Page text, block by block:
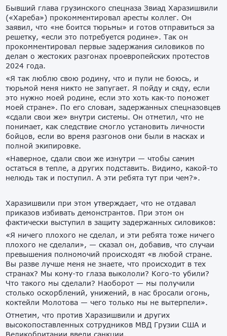
Бывший глава грузинского спецназа Звиад Харазишвили
(«Хареба») прокомментировал аресты коллег. Он
заявил, что «не боится тюрьмы» и готов отправиться за
решетку, «если это потребуется родине». Так он
прокомментировал первые задержания силовиков по
делам о жестоких разгонах проевропейских протестов
2024 года.
«Я так люблю свою родину, что и пули не боюсь, и
тюрьмой меня никто не запугает. Я пойду и сяду, если
это нужно моей родине, если это хоть как-то поможет
моей стране». По его словам, задержанных спецназовцев
«сдали свои же» внутри системы. Он отметил, что не
понимает, как следствие смогло установить личности
бойцов, если во время разгонов они были в масках и
полной экипировке.
«Наверное, сдали свои же изнутри — чтобы самим
остаться в тепле, а других подставить. Видимо, какой-то
нелюдь так и поступил. А эти ребята тут при чем?».
Харазишвили при этом утверждает, что не отдавал
приказов избивать демонстрантов. При этом он
фактически выступил в защиту задержанных силовиков:
«Я ничего плохого не сделал, и эти ребята тоже ничего
плохого не сделали», — сказал он, добавив, что случаи
превышения полномочий происходят «в любой стране.
Вы разве лучше меня не знаете, что происходит в тех
странах? Мы кому-то глаза выкололи? Кого-то убили?
Что такого мы сделали? Наоборот — мы получили
столько оскорблений, унижений, в нас бросали огонь,
коктейли Молотова — чего только мы не вытерпели».
Отметим, что против Харазишвили и других
высокопоставленных сотрудников МВД Грузии США и
Великобритании ввели санкции.